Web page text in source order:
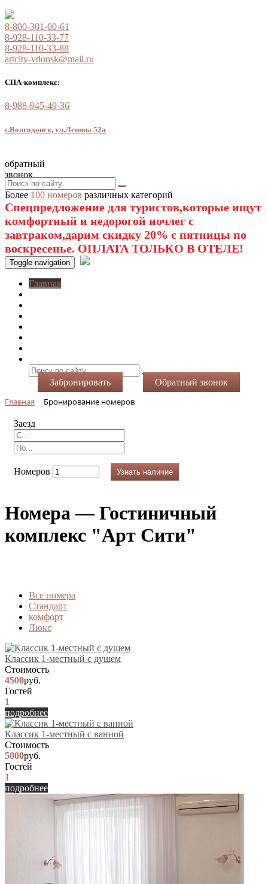
8-800-301-00-61
8-928-110-33-77
8-928-110-33-88
artcity-vdonsk@mail.ru
СПА-комплекс:
8-988-945-49-36
г.Волгодонск, ул.Ленина 52а
обратный
звонок
Более 100 номеров различных категорий
Спецпредложение для туристов,которые ищут
комфортный и недорогой ночлег с
завтраком,дарим скидку 20% с пятницы по
воскресенье. ОПЛАТА ТОЛЬКО В ОТЕЛЕ!
Toggle navigation
Главная
Забронировать Обратный звонок
Главная Бронирование номеров
Заезд
Номеров Узнать наличие
Номера — Гостиничный
комплекс "Арт Сити"
Вcе номера
Стандарт
комфорт
Люкс
Классик 1-местный с душем
Стоимость
4500руб.
Гостей
1
подробнее
Классик 1-местный с ванной
Стоимость
5000руб.
Гостей
1
подробнее